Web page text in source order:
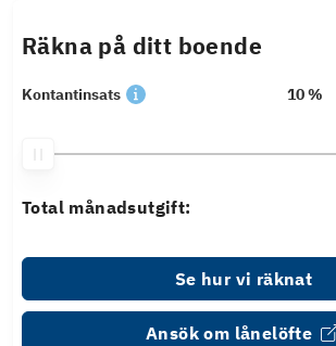
Räkna på ditt boende
Kontantinsats 10 %
Total månadsutgift:
Se hur vi räknat
Ansök om lånelöfte